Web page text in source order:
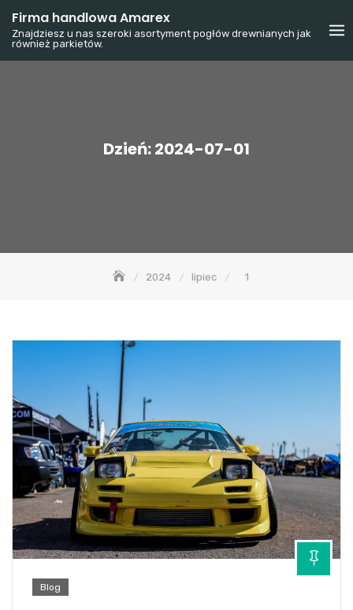
Skip
content
Firma handlowa Amarex
Znajdziesz u nas szeroki asortyment pogłów drewnianych jak
również parkietów.
Dzień:2024-07-01
2024 lipiec 1
Blog